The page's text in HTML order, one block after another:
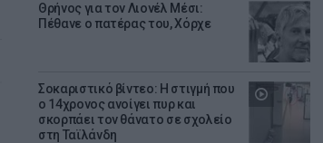
Θρήνος για τον Λιονέλ Μέσι:
Πέθανε ο πατέρας του, Χόρχε
Σοκαριστικό βίντεο: Η στιγμή που
ο 14χρονος ανοίγει πυρ και
σκορπάει τον θάνατο σε σχολείο
στη Ταϊλάνδη